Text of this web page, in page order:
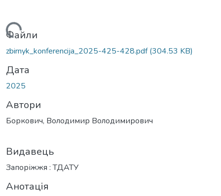
Файли
zbirnyk_konferencija_2025-425-428.pdf(304.53 KB)
Дата
2025
Автори
Боркович, Володимир Володимирович
Видавець
Запоріжжя : ТДАТУ
Анотація